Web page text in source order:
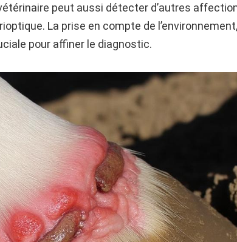
peut aussi détecter d’autres
La prise en compte de
pour affiner le diagnostic.